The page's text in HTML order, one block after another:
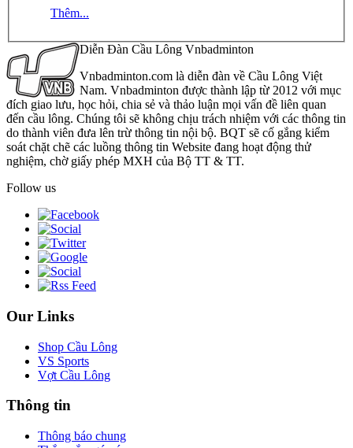
Thêm...
Diễn Đàn Cầu Lông Vnbadminton
Vnbadminton.com là diễn đàn về Cầu Lông Việt
Nam. Vnbadminton được thành lập từ 2012 với mục
đích giao lưu, học hỏi, chia sẻ và thảo luận mọi vấn đề liên quan
đến cầu lông. Chúng tôi sẽ không chịu trách nhiệm với các thông tin
do thành viên đưa lên trừ thông tin nội bộ. BQT sẽ cố gắng kiểm
soát chặt chẽ các luồng thông tin Website đang hoạt động thử
nghiệm, chờ giấy phép MXH của Bộ TT & TT.
Follow us
Our Links
Shop Cầu Lông
VS Sports
Vợt Cầu Lông
Thông tin
Thông báo chung